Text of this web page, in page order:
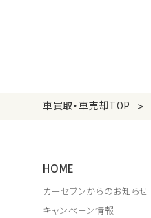
車買取・車売却TOP >
HOME
カーセブンからのお知らせ
キャンペーン情報